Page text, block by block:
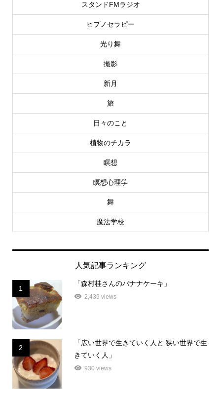
スタンドFMラジオ
ヒプノセラピー
光り舞
撮影
新月
旅
日々のこと
植物のチカラ
瞑想
瞑想心理学
舞
魔法学校
人気記事ランキング
1
「森村桂さんのバナナケーキ」
2,439 views
2
「広い世界で生きていく人と 狭い世界で生
きていく人」
930 views